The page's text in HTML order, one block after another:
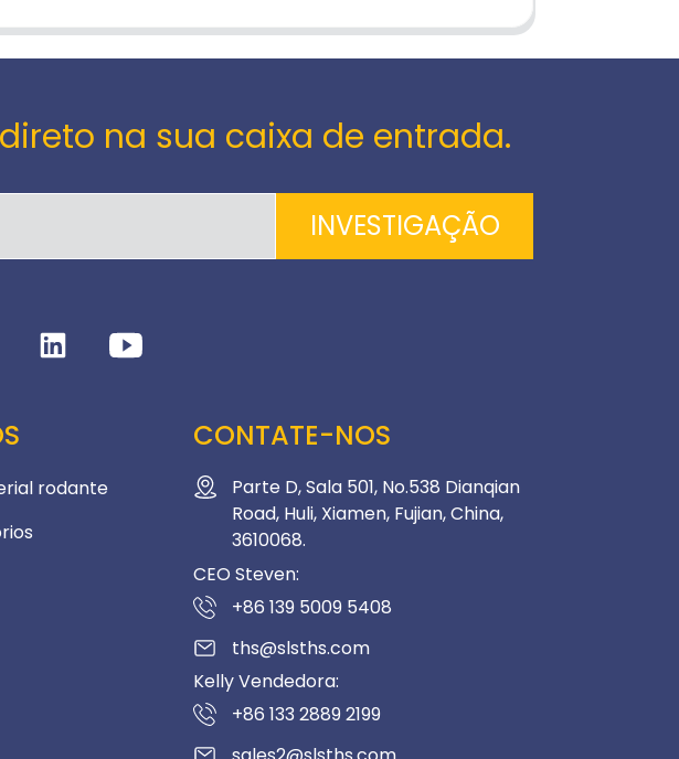
na sua caixa de entrada.
INVESTIGAÇÃO
rodante
CONTATE-NOS
Parte D, Sala 501, No.538 Dianqian
Road, Huli, Xiamen, Fujian, China,
3610068.
CEO Steven:
+86 139 5009 5408
ths@slsths.com
Kelly Vendedora:
+86 133 2889 2199